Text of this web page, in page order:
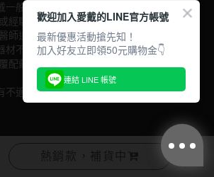
一般隱形眼鏡須經眼科醫師驗光配鏡取得處
經驗光人員驗光配鏡取得配鏡單，並定期接
師追蹤檢查。
材不得逾中文說明書建議之最長配戴時數、
配戴，於就寢前務必取下，以免感染或潰
不適，應立即就醫。
歡迎加入愛戴的LINE官方帳號
最新優惠活動搶先知！
加入好友立即領50元購物金👇
連結 LINE 帳號